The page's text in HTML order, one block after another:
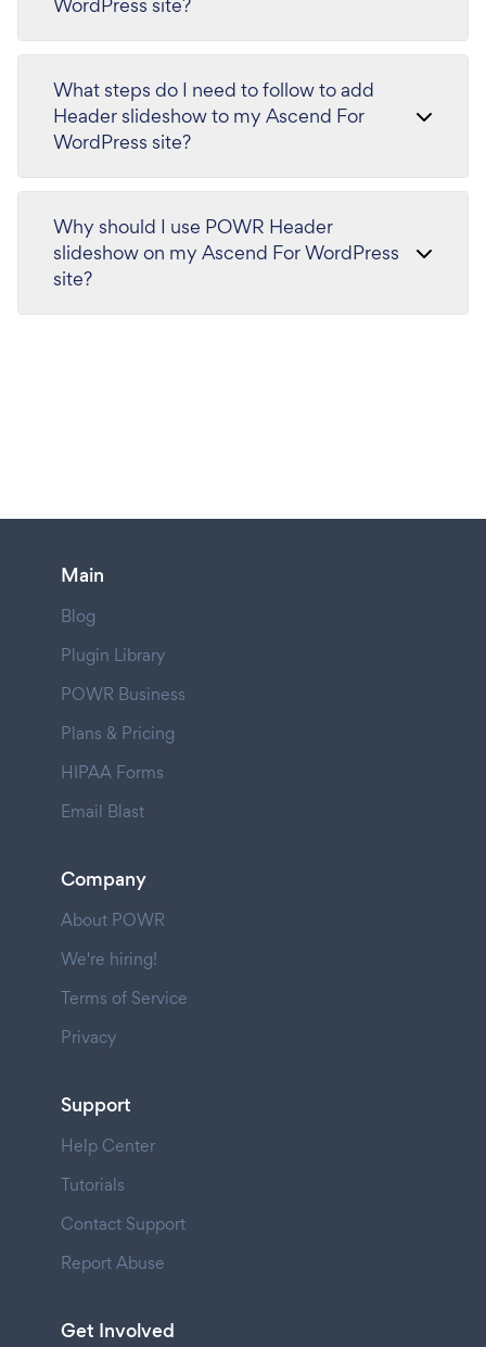
What steps do I need to follow to add
Header slideshow to my Ascend For
WordPress site?
Why should I use POWR Header
slideshow on my Ascend For WordPress
site?
Main
Blog
Plugin Library
POWR Business
Plans & Pricing
HIPAA Forms
Email Blast
Company
About POWR
We're hiring!
Terms of Service
Privacy
Support
Help Center
Tutorials
Contact Support
Report Abuse
Get Involved